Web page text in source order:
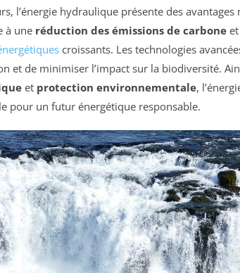
l’énergie hydraulique présente des
à une réduction des émissions de carbone
croissants. Les technologies
et de minimiser l’impact sur la biodiversité.
et protection environnementale,
pour un futur énergétique responsable.